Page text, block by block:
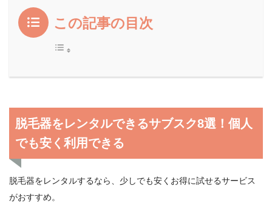
この記事の目次
脱毛器をレンタルできるサブスク8選！個人
でも安く利用できる
脱毛器をレンタルするなら、少しでも安くお得に試せるサービス
がおすすめ。